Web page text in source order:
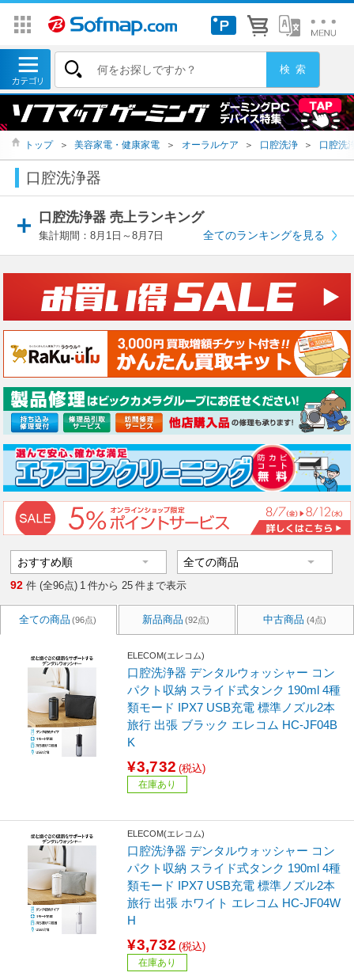
トップ ＞ 美容家電・健康家電 ＞ オーラルケア ＞ 口腔洗浄 ＞ 口腔洗
口腔洗浄器
口腔洗浄器 売上ランキング
集計期間：8月1日～8月7日 全てのランキングを見る
92 件 (全96点) 1 件から 25 件まで表示
全ての商品 (96点) 新品商品 (92点) 中古商品 (4点)
ELECOM(エレコム)
口腔洗浄器 デンタルウォッシャー コン
パクト収納 スライド式タンク 190ml 4種
類モード IPX7 USB充電 標準ノズル2本
旅行 出張 ブラック エレコム HC-JF04B
K
¥3,732 (税込)
在庫あり
ELECOM(エレコム)
口腔洗浄器 デンタルウォッシャー コン
パクト収納 スライド式タンク 190ml 4種
類モード IPX7 USB充電 標準ノズル2本
旅行 出張 ホワイト エレコム HC-JF04W
H
¥3,732 (税込)
在庫あり